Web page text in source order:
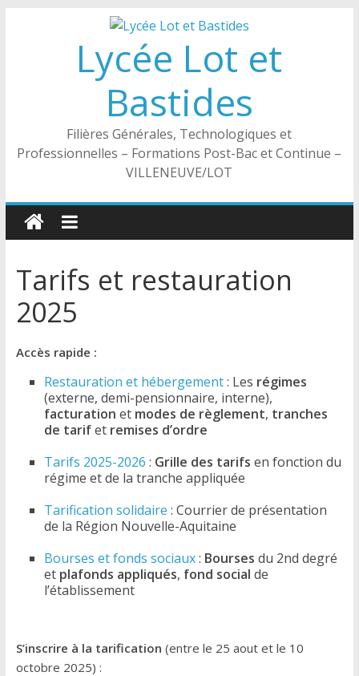
Lycée Lot et
Bastides
Filières Générales, Technologiques et
Professionnelles – Formations Post-Bac et Continue –
VILLENEUVE/LOT
Tarifs et restauration
2025
Accès rapide :
Restauration et hébergement: Les régimes
(externe, demi-pensionnaire, interne),
facturation et modes de règlement, tranches
de tarifet remises d’ordre
Tarifs 2025-2026 : Grille des tarifs en fonction du
régime et de la tranche appliquée
Tarification solidaire : Courrier de présentation
de la Région Nouvelle-Aquitaine
Bourses et fonds sociaux: Bourses du 2nd degré
et plafonds appliqués, fond social de
l’établissement
S’inscrire à la tarification (entre le 25 aout et le 10
octobre 2025) :